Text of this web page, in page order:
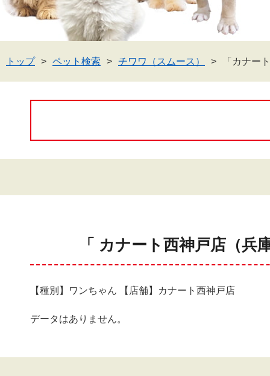
トップ ペット検索 チワワ（スムース） 「カナー
「 カナート西神戸店（
【種別】ワンちゃん 【店舗】カナート西神戸店
データはありません。